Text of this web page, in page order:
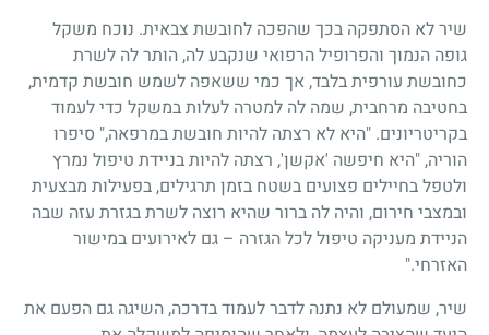
שיר לא הסתפקה בכך שהפכה לחובשת צבאית. נוכח משקל
גופה הנמוך והפרופיל הרפואי שנקבע לה, הותר לה לשרת
כחובשת עורפית בלבד, אך כמי ששאפה לשמש חובשת קדמית,
בחטיבה מרחבית, שמה לה למטרה לעלות במשקל כדי לעמוד
בקריטריונים. "היא לא רצתה להיות חובשת במרפאה," סיפרו
הוריה, "היא חיפשה 'אקשן', רצתה להיות בניידת טיפול נמרץ
ולטפל בחיילים פצועים בשטח בזמן תרגילים, בפעילות מבצעית
ובמצבי חירום, והיה לה ברור שהיא רוצה לשרת בגזרת עזה שבה
הניידת מעניקה טיפול לכל הגזרה – גם לאירועים במישור
האזרחי."
שיר, שמעולם לא נתנה לדבר לעמוד בדרכה, השיגה גם הפעם את